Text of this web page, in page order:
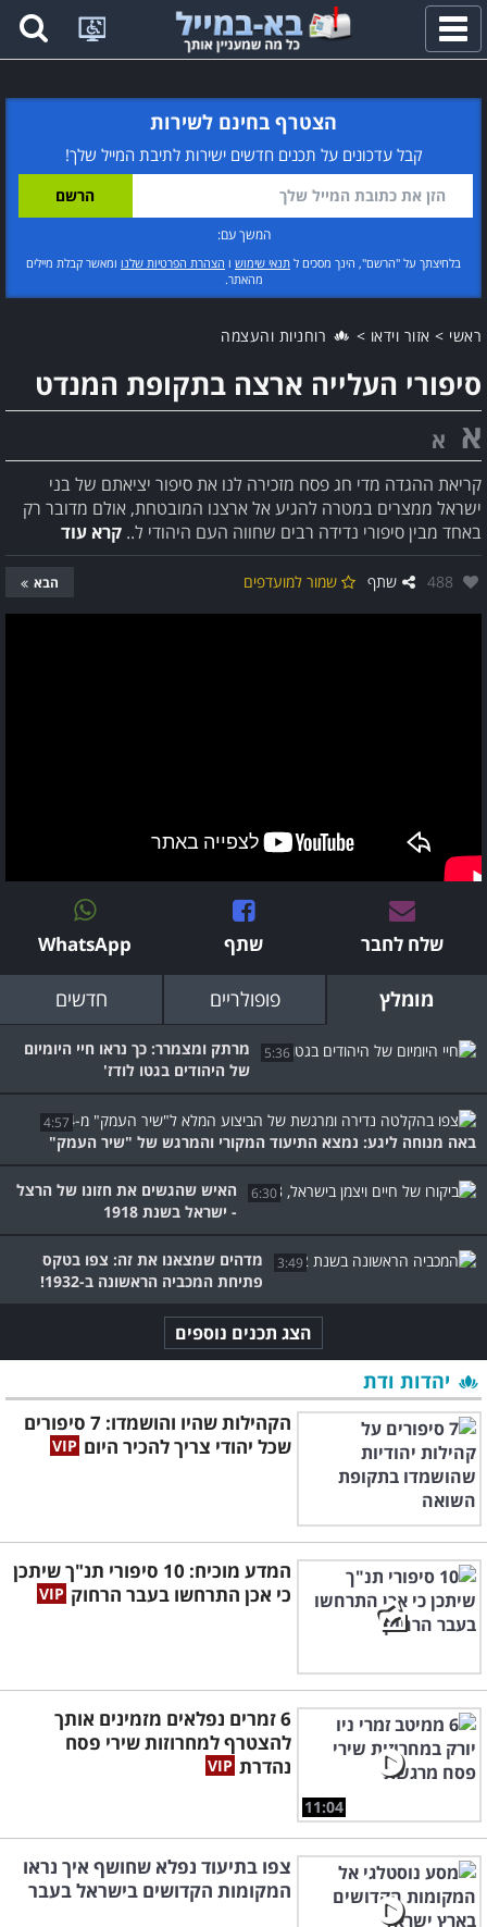
פתח
תפריט
הצטרף בחינם לשירות
קבל עדכונים על תכנים חדשים ישירות לתיבת המייל שלך!
המשך עם:
בלחיצתך על "הרשם", הינך מסכים ל תנאי שימוש ו הצהרת הפרטיות שלנו ומאשר קבלת מיילים
מהאתר.
ראשי > אזור וידאו > רוחניות והעצמה
סיפורי העלייה ארצה בתקופת המנדט
א א
קריאת ההגדה מדי חג פסח מזכירה לנו את סיפור יציאתם של בני
ישראל ממצרים במטרה להגיע אל ארצנו המובטחת, אולם מדובר רק
באחד מבין סיפורי נדידה רבים שחווה העם היהודי ל.. קרא עוד
אהבו:
488 שתף שמור למועדפים הבא
שלח לחבר שתף WhatsApp
מומלץ פופולריים חדשים
5:36
מרתק ומצמרר: כך נראו חיי היומיום
של היהודים בגטו לודז'
4:57
באה מנוחה ליגע: נמצא התיעוד המקורי והמרגש של "שיר העמק"
6:30
האיש שהגשים את חזונו של הרצל
- ישראל בשנת 1918
3:49
מדהים שמצאנו את זה: צפו בטקס
פתיחת המכביה הראשונה ב-1932!
הצג תכנים נוספים
יהדות ודת
הקהילות שהיו והושמדו: 7 סיפורים
שכל יהודי צריך להכיר היום
המדע מוכיח: 10 סיפורי תנ"ך שיתכן
כי אכן התרחשו בעבר הרחוק
11:04
6 זמרים נפלאים מזמינים אותך
להצטרף למחרוזות שירי פסח
נהדרת
צפו בתיעוד נפלא שחושף איך נראו
המקומות הקדושים בישראל בעבר